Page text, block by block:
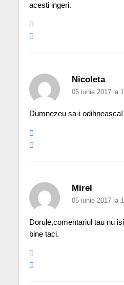
acesti ingeri.
Nicoleta
05 iunie 2017 la
Dumnezeu sa-i odihneasca!
Mirel
05 iunie 2017 la
Dorule,comentariul tau nu
bine taci.